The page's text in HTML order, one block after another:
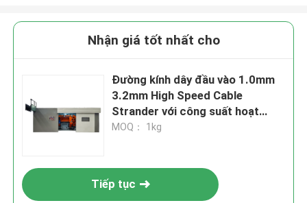
Nhận giá tốt nhất cho
Đường kính dây đầu vào 1.0mm
3.2mm High Speed Cable
Strander với công suất hoạt
động hàng ngày 15KW cho sản
MOQ： 1kg
Tiếp tục